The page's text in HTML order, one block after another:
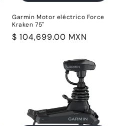
Garmin Motor eléctrico Force
Kraken 75"
Precio
$ 104,699.00 MXN